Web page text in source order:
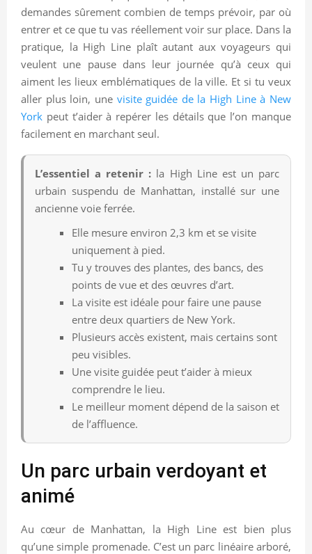
demandes sûrement combien de temps prévoir, par où
entrer et ce que tu vas réellement voir sur place. Dans la
pratique, la High Line plaît autant aux voyageurs qui
veulent une pause dans leur journée qu’à ceux qui
aiment les lieux emblématiques de la ville. Et si tu veux
aller plus loin, une visite guidée de la High Line à New
York peut t’aider à repérer les détails que l’on manque
facilement en marchant seul.
L’essentiel a retenir : la High Line est un parc
urbain suspendu de Manhattan, installé sur une
ancienne voie ferrée.
Elle mesure environ 2,3 km et se visite
uniquement à pied.
Tu y trouves des plantes, des bancs, des
points de vue et des œuvres d’art.
La visite est idéale pour faire une pause
entre deux quartiers de New York.
Plusieurs accès existent, mais certains sont
peu visibles.
Une visite guidée peut t’aider à mieux
comprendre le lieu.
Le meilleur moment dépend de la saison et
de l’affluence.
Un parc urbain verdoyant et
animé
Au cœur de Manhattan, la High Line est bien plus
qu’une simple promenade. C’est un parc linéaire arboré,